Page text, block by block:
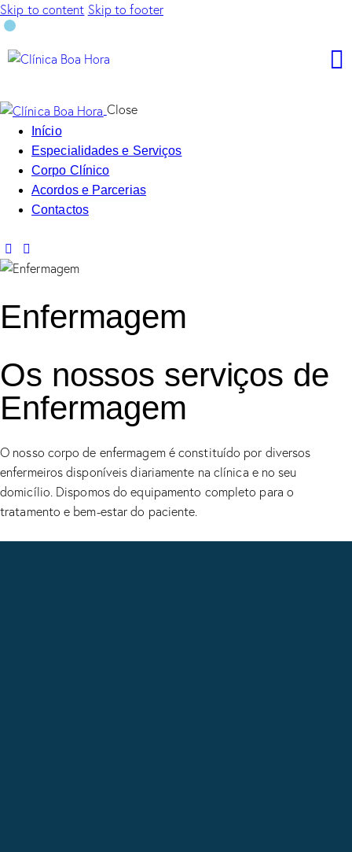
Skip to content Skip to footer
Close
Início
Especialidades e Serviços
Corpo Clínico
Acordos e Parcerias
Contactos
Enfermagem
Os nossos serviços de
Enfermagem
O nosso corpo de enfermagem é constituído por diversos
enfermeiros disponíveis diariamente na clínica e no seu
domicílio. Dispomos do equipamento completo para o
tratamento e bem-estar do paciente.